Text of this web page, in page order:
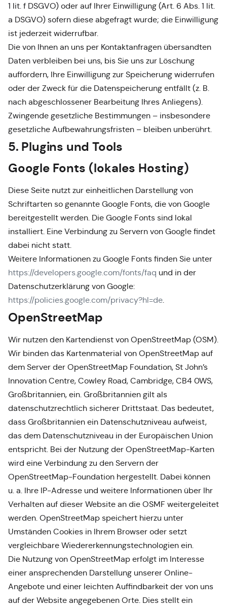
1 lit. f DSGVO) oder auf Ihrer Einwilligung (Art. 6 Abs. 1 lit.
a DSGVO) sofern diese abgefragt wurde; die Einwilligung
ist jederzeit widerrufbar.
Die von Ihnen an uns per Kontaktanfragen übersandten
Daten verbleiben bei uns, bis Sie uns zur Löschung
auffordern, Ihre Einwilligung zur Speicherung widerrufen
oder der Zweck für die Datenspeicherung entfällt (z. B.
nach abgeschlossener Bearbeitung Ihres Anliegens).
Zwingende gesetzliche Bestimmungen – insbesondere
gesetzliche Aufbewahrungsfristen – bleiben unberührt.
5. Plugins und Tools
Google Fonts (lokales Hosting)
Diese Seite nutzt zur einheitlichen Darstellung von
Schriftarten so genannte Google Fonts, die von Google
bereitgestellt werden. Die Google Fonts sind lokal
installiert. Eine Verbindung zu Servern von Google findet
dabei nicht statt.
Weitere Informationen zu Google Fonts finden Sie unter
https://developers.google.com/fonts/faq und in der
Datenschutzerklärung von Google:
https://policies.google.com/privacy?hl=de.
OpenStreetMap
Wir nutzen den Kartendienst von OpenStreetMap (OSM).
Wir binden das Kartenmaterial von OpenStreetMap auf
dem Server der OpenStreetMap Foundation, St John’s
Innovation Centre, Cowley Road, Cambridge, CB4 0WS,
Großbritannien, ein. Großbritannien gilt als
datenschutzrechtlich sicherer Drittstaat. Das bedeutet,
dass Großbritannien ein Datenschutzniveau aufweist,
das dem Datenschutzniveau in der Europäischen Union
entspricht. Bei der Nutzung der OpenStreetMap-Karten
wird eine Verbindung zu den Servern der
OpenStreetMap-Foundation hergestellt. Dabei können
u. a. Ihre IP-Adresse und weitere Informationen über Ihr
Verhalten auf dieser Website an die OSMF weitergeleitet
werden. OpenStreetMap speichert hierzu unter
Umständen Cookies in Ihrem Browser oder setzt
vergleichbare Wiedererkennungstechnologien ein.
Die Nutzung von OpenStreetMap erfolgt im Interesse
einer ansprechenden Darstellung unserer Online-
Angebote und einer leichten Auffindbarkeit der von uns
auf der Website angegebenen Orte. Dies stellt ein